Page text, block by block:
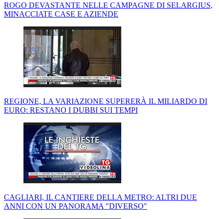
ROGO DEVASTANTE NELLE CAMPAGNE DI SELARGIUS,
MINACCIATE CASE E AZIENDE
REGIONE, LA VARIAZIONE SUPERERÀ IL MILIARDO DI
EURO: RESTANO I DUBBI SUI TEMPI
CAGLIARI, IL CANTIERE DELLA METRO: ALTRI DUE
ANNI CON UN PANORAMA "DIVERSO"